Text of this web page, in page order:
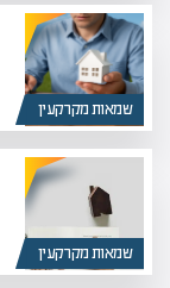
שמאות מקרקעין
שמאות מקרקעין